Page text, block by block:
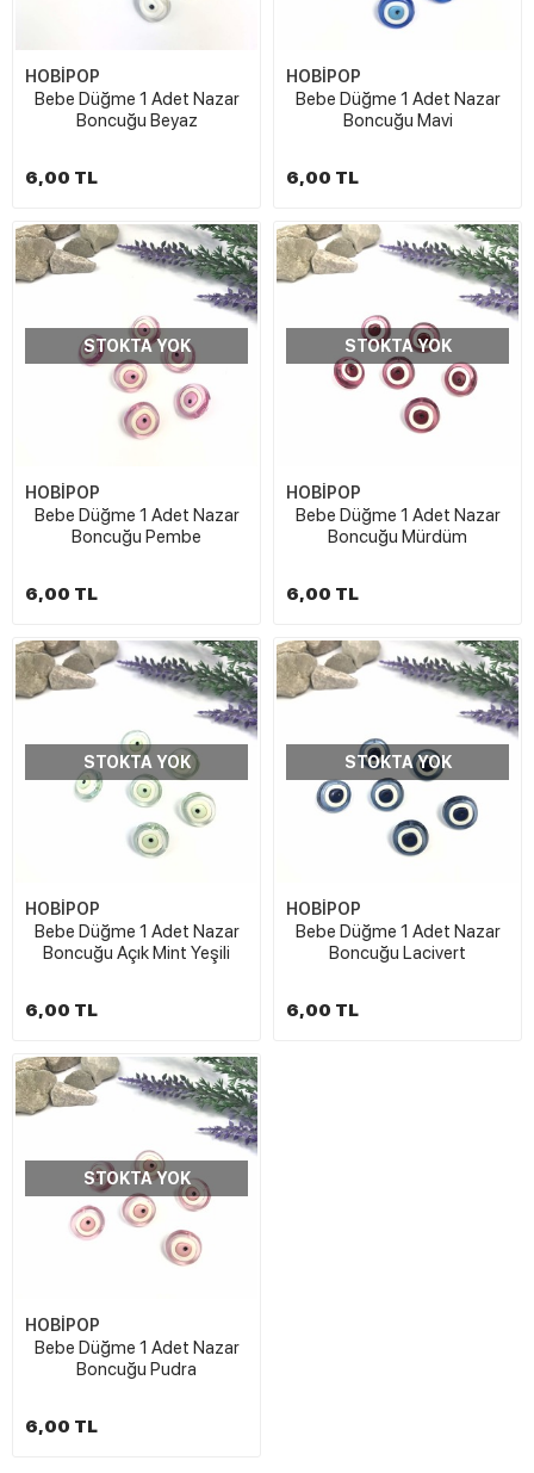
HOBİPOP
Bebe Düğme 1 Adet Nazar
Boncuğu Beyaz
6,00 TL
HOBİPOP
Bebe Düğme 1 Adet Nazar
Boncuğu Mavi
6,00 TL
STOKTA YOK
HOBİPOP
Bebe Düğme 1 Adet Nazar
Boncuğu Pembe
6,00 TL
STOKTA YOK
HOBİPOP
Bebe Düğme 1 Adet Nazar
Boncuğu Mürdüm
6,00 TL
STOKTA YOK
HOBİPOP
Bebe Düğme 1 Adet Nazar
Boncuğu Açık Mint Yeşili
6,00 TL
STOKTA YOK
HOBİPOP
Bebe Düğme 1 Adet Nazar
Boncuğu Lacivert
6,00 TL
STOKTA YOK
HOBİPOP
Bebe Düğme 1 Adet Nazar
Boncuğu Pudra
6,00 TL